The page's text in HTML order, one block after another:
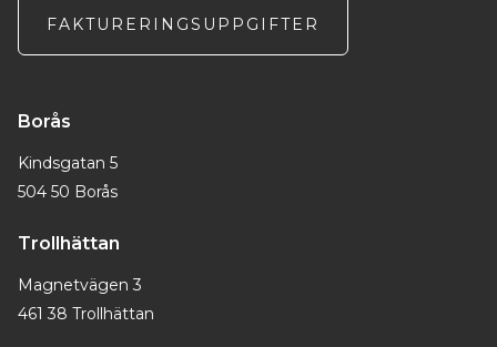
FAKTURERINGSUPPGIFTER
Borås
Kindsgatan 5
504 50 Borås
Trollhättan
Magnetvägen 3
461 38 Trollhättan